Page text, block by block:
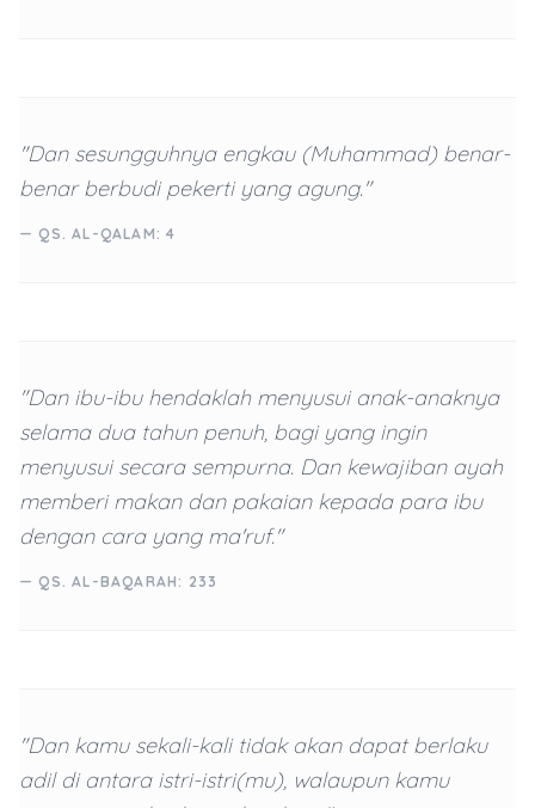
"Dan sesungguhnya engkau (Muhammad) benar-
benar berbudi pekerti yang agung."
— QS. AL-QALAM: 4
"Dan ibu-ibu hendaklah menyusui anak-anaknya
selama dua tahun penuh, bagi yang ingin
menyusui secara sempurna. Dan kewajiban ayah
memberi makan dan pakaian kepada para ibu
dengan cara yang ma'ruf."
— QS. AL-BAQARAH: 233
"Dan kamu sekali-kali tidak akan dapat berlaku
adil di antara istri-istri(mu), walaupun kamu